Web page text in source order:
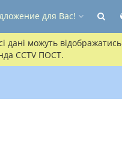
дані можуть
CCTV ПОСТ.
для Вас!